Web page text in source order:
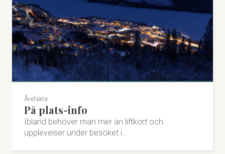
Årefakta
På plats-info
Ibland behöver man mer än liftkort och
upplevelser under besöket i…